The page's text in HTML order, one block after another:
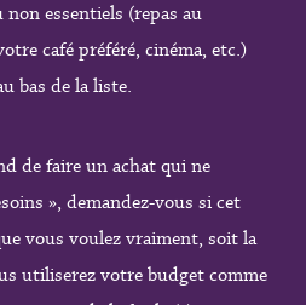
non essentiels (repas au
café préféré, cinéma, etc.)
bas de la liste.
de faire un achat qui ne
», demandez-vous si cet
vous voulez vraiment, soit la
utiliserez votre budget comme